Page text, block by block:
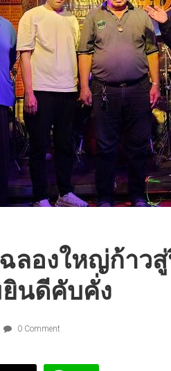
ลองใหญ่ก้าว
ยินดีคับคั่ง
0 Comment